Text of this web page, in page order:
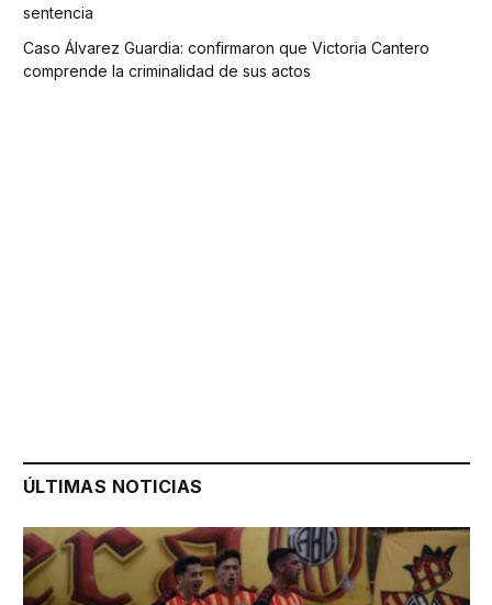
sentencia
Caso Álvarez Guardia: confirmaron que Victoria Cantero
comprende la criminalidad de sus actos
ÚLTIMAS NOTICIAS